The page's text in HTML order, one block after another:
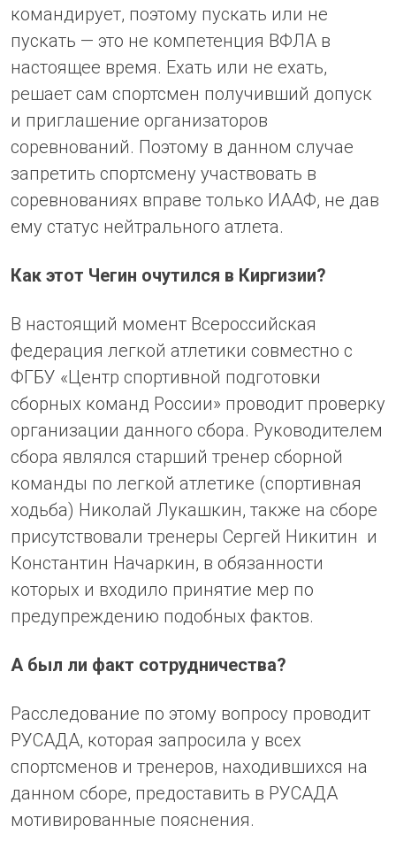
командирует, поэтому пускать или не
пускать — это не компетенция ВФЛА в
настоящее время. Ехать или не ехать,
решает сам спортсмен получивший допуск
и приглашение организаторов
соревнований. Поэтому в данном случае
запретить спортсмену участвовать в
соревнованиях вправе только ИААФ, не дав
ему статус нейтрального атлета.
Как этот Чегин очутился в Киргизии?
В настоящий момент Всероссийская
федерация легкой атлетики совместно с
ФГБУ «Центр спортивной подготовки
сборных команд России» проводит проверку
организации данного сбора. Руководителем
сбора являлся старший тренер сборной
команды по легкой атлетике (спортивная
ходьба) Николай Лукашкин, также на сборе
присутствовали тренеры Сергей Никитин и
Константин Начаркин, в обязанности
которых и входило принятие мер по
предупреждению подобных фактов.
А был ли факт сотрудничества?
Расследование по этому вопросу проводит
РУСАДА, которая запросила у всех
спортсменов и тренеров, находившихся на
данном сборе, предоставить в РУСАДА
мотивированные пояснения.